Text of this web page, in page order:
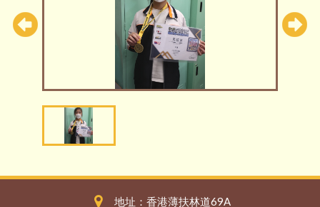
地址：香港薄扶林道69A